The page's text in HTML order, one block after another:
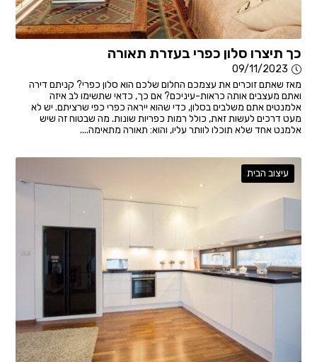
כך תיצרו סלון כפרי בעזרת תאורה
09/11/2023
מאז שאתם זוכרים את עצמכם החלום שלכם הוא סלון כפרי? קניתם דירה
ואתם מעצבים אותה כראות-עיניכם? אם כך, כדאי שתשימו לב איזה
אלמנטים אתם משלבים בסלון, כדי שהוא ייראה כפרי כפי שרציתם. יש לא
מעט דרכים לעשות זאת, כולל רמות כפריות שונות. מה שבטוח זה שיש
אלמנט אחד שלא תוכלו לוותר עליו, והוא: תאורה מתאימה....
עיצוב הבית